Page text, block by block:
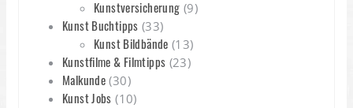
Kunstversicherung (9)
Kunst Buchtipps (33)
Kunst Bildbände (13)
Kunstfilme & Filmtipps (23)
Malkunde (30)
Kunst Jobs (10)